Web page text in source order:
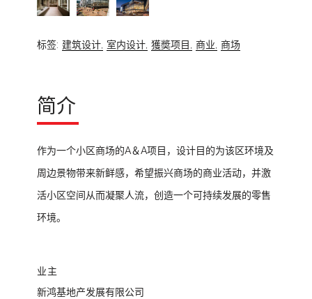
标签: 建筑设计, 室内设计, 獲奬项目, 商业, 商场
简介
作为一个小区商场的A＆A项目，设计目的为该区环境及
周边景物带来新鲜感，希望振兴商场的商业活动，并激
活小区空间从而凝聚人流，创造一个可持续发展的零售
环境。
业主
新鸿基地产发展有限公司